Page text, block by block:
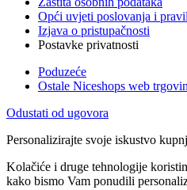
Opći uvjeti poslovanja i
Izjava o pristupačnosti
Postavke privatnosti
Poduzeće
Ostale Niceshops web
Odustati od ugovora
Personalizirajte svoje iskustvo
Kolačiće i druge tehnologije
kako bismo Vam ponudili